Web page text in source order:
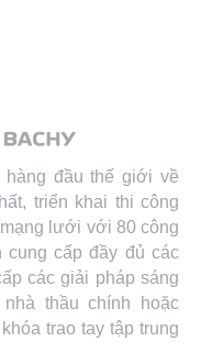
hàng đầu thế giới về
triển khai thi công
lưới với 80 công
cung cấp đầy đủ các
các giải pháp sáng
thầu chính hoặc
trao tay tập trung